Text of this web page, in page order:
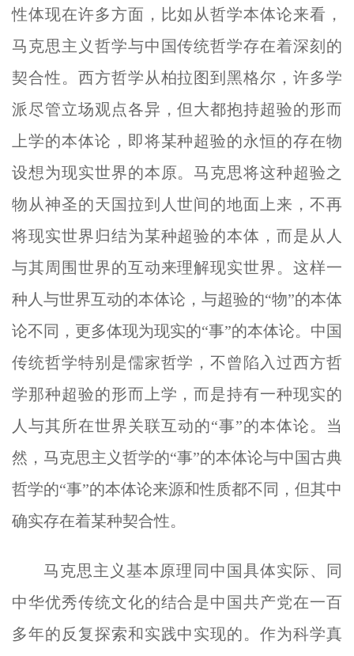
性体现在许多方面，比如从哲学本体论来看，
马克思主义哲学与中国传统哲学存在着深刻的
契合性。西方哲学从柏拉图到黑格尔，许多学
派尽管立场观点各异，但大都抱持超验的形而
上学的本体论，即将某种超验的永恒的存在物
设想为现实世界的本原。马克思将这种超验之
物从神圣的天国拉到人世间的地面上来，不再
将现实世界归结为某种超验的本体，而是从人
与其周围世界的互动来理解现实世界。这样一
种人与世界互动的本体论，与超验的“物”的本体
论不同，更多体现为现实的“事”的本体论。中国
传统哲学特别是儒家哲学，不曾陷入过西方哲
学那种超验的形而上学，而是持有一种现实的
人与其所在世界关联互动的“事”的本体论。当
然，马克思主义哲学的“事”的本体论与中国古典
哲学的“事”的本体论来源和性质都不同，但其中
确实存在着某种契合性。
马克思主义基本原理同中国具体实际、同
中华优秀传统文化的结合是中国共产党在一百
多年的反复探索和实践中实现的。作为科学真